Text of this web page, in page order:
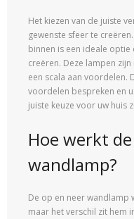
Het kiezen van de juiste
gewenste sfeer te
binnen is een ideale optie
creëren. Deze lampen
een scala aan voordelen.
voordelen bespreken en
juiste keuze voor uw huis
Hoe werkt
wandlamp?
De op en neer wandlamp
maar het verschil zit hem